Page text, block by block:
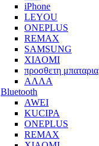
iPhone
LEYOU
ONEPLUS
REMAX
SAMSUNG
XIAOMI
προσθετη μπαταρια
ΑΛΛΑ
Bluetooth
AWEI
KUCIPA
ONEPLUS
REMAX